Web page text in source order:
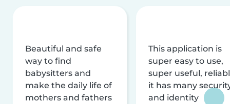
Beautiful and safe
way to find
babysitters and
make the daily life of
mothers and fathers
This application is
super easy to use,
super useful,
it has many
and identity